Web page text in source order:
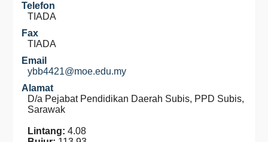
Telefon
TIADA
Fax
TIADA
Email
ybb4421@moe.edu.my
Alamat
D/a Pejabat Pendidikan Daerah Subis, PPD Subis,
Sarawak
Lintang: 4.08